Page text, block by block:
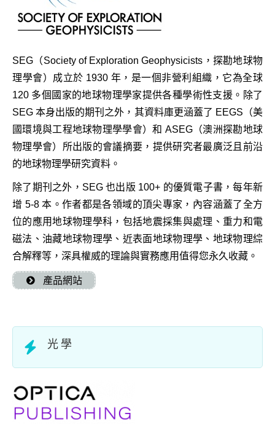
SEG（Society of Exploration Geophysicists，探勘地球物
理學會）成立於 1930 年，是一個非營利組織，它為全球
120 多個國家的地球物理學家提供各種學術性支援。除了
SEG 本身出版的期刊之外，其資料庫更涵蓋了 EEGS（美
國環境與工程地球物理學學會）和 ASEG（澳洲探勘地球
物理學會）所出版的會議摘要，提供研究者最廣泛且前沿
的地球物理學研究資料。
除了期刊之外，SEG 也出版 100+ 的優質電子書，每年新
增 5-8 本。作者都是各領域的頂尖專家，內容涵蓋了全方
位的應用地球物理學科，包括地震採集與處理、重力和電
磁法、油藏地球物理學、近表面地球物理學、地球物理綜
合解釋等，深具權威的理論與實務應用值得您永久收藏。
產品網站
光 學